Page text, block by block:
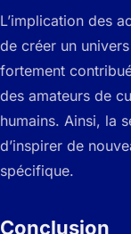
L’implication des
de créer un
fortement
des amateurs de
humains. Ainsi, la
d’inspirer de
spécifique.
Conclusion